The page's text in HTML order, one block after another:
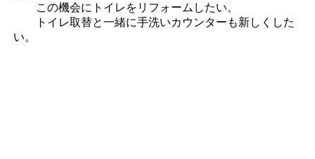
この機会にトイレをリフォームしたい。
トイレ取替と一緒に手洗いカウンターも新しくした
い。